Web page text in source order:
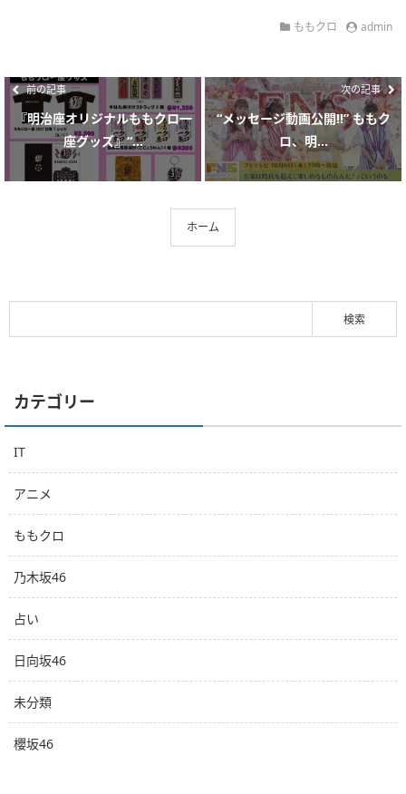
ももクロ admin
前の記事
『明治座オリジナルももクロ一
座グッズ』“...
次の記事
“メッセージ動画公開!!” ももク
ロ、明...
ホーム
カテゴリー
IT
アニメ
ももクロ
乃木坂46
占い
日向坂46
未分類
櫻坂46